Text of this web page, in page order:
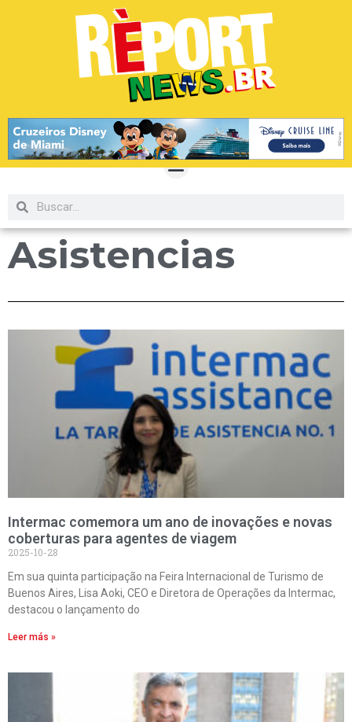
Asistencias
Intermac comemora um ano de inovações e novas
coberturas para agentes de viagem
2025-10-28
Em sua quinta participação na Feira Internacional de Turismo de
Buenos Aires, Lisa Aoki, CEO e Diretora de Operações da Intermac,
destacou o lançamento do